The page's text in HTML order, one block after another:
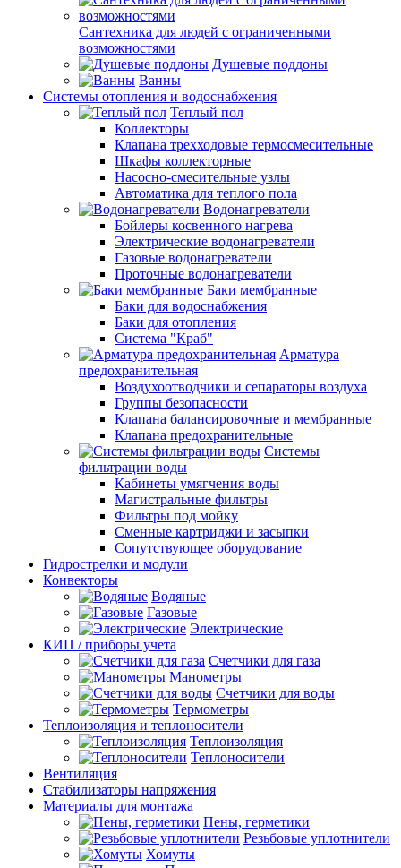
Сантехника для людей с ограниченными
возможностями
Душевые поддоны
Ванны
Системы отопления и водоснабжения
Теплый пол
Коллекторы
Клапана трехходовые термосмесительные
Шкафы коллекторные
Насосно-смесительные узлы
Автоматика для теплого пола
Водонагреватели
Бойлеры косвенного нагрева
Электрические водонагреватели
Газовые водонагреватели
Проточные водонагреватели
Баки мембранные
Баки для водоснабжения
Баки для отопления
Система "Краб"
Арматура
предохранительная
Воздухоотводчики и сепараторы воздуха
Группы безопасности
Клапана балансировочные и мембранные
Клапана предохранительные
Системы
фильтрации воды
Кабинеты умягчения воды
Магистральные фильтры
Фильтры под мойку
Сменные картриджи и засыпки
Сопутствующее оборудование
Гидрострелки и модули
Конвекторы
Водяные
Газовые
Электрические
КИП / приборы учета
Счетчики для газа
Манометры
Счетчики для воды
Термометры
Теплоизоляция и теплоносители
Теплоизоляция
Теплоносители
Вентиляция
Стабилизаторы напряжения
Материалы для монтажа
Пены, герметики
Резьбовые уплотнители
Хомуты